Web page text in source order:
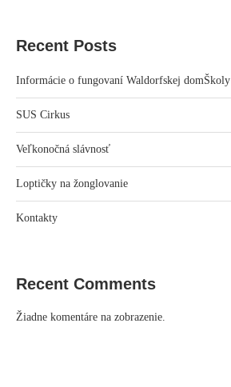
Recent Posts
Informácie o fungovaní Waldorfskej domŠkoly
SUS Cirkus
Veľkonočná slávnosť
Loptičky na žonglovanie
Kontakty
Recent Comments
Žiadne komentáre na zobrazenie.